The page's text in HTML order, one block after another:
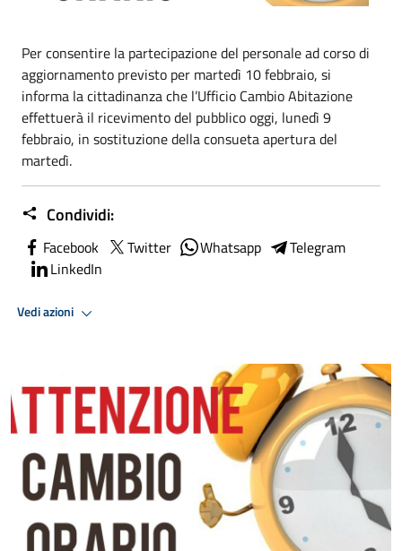
Per consentire la partecipazione del personale ad corso di
aggiornamento previsto per martedì 10 febbraio, si
informa la cittadinanza che l’Ufficio Cambio Abitazione
effettuerà il ricevimento del pubblico oggi, lunedì 9
febbraio, in sostituzione della consueta apertura del
martedì.
Condividi:
Facebook Twitter Whatsapp
Telegram
LinkedIn
Vedi azioni